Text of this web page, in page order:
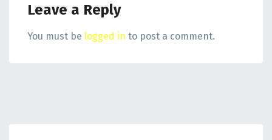
Leave a Reply
You must be logged in to post a comment.